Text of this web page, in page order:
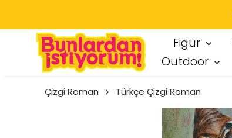
Figür
Outdoor
Çizgi Roman Türkçe Çizgi Roman